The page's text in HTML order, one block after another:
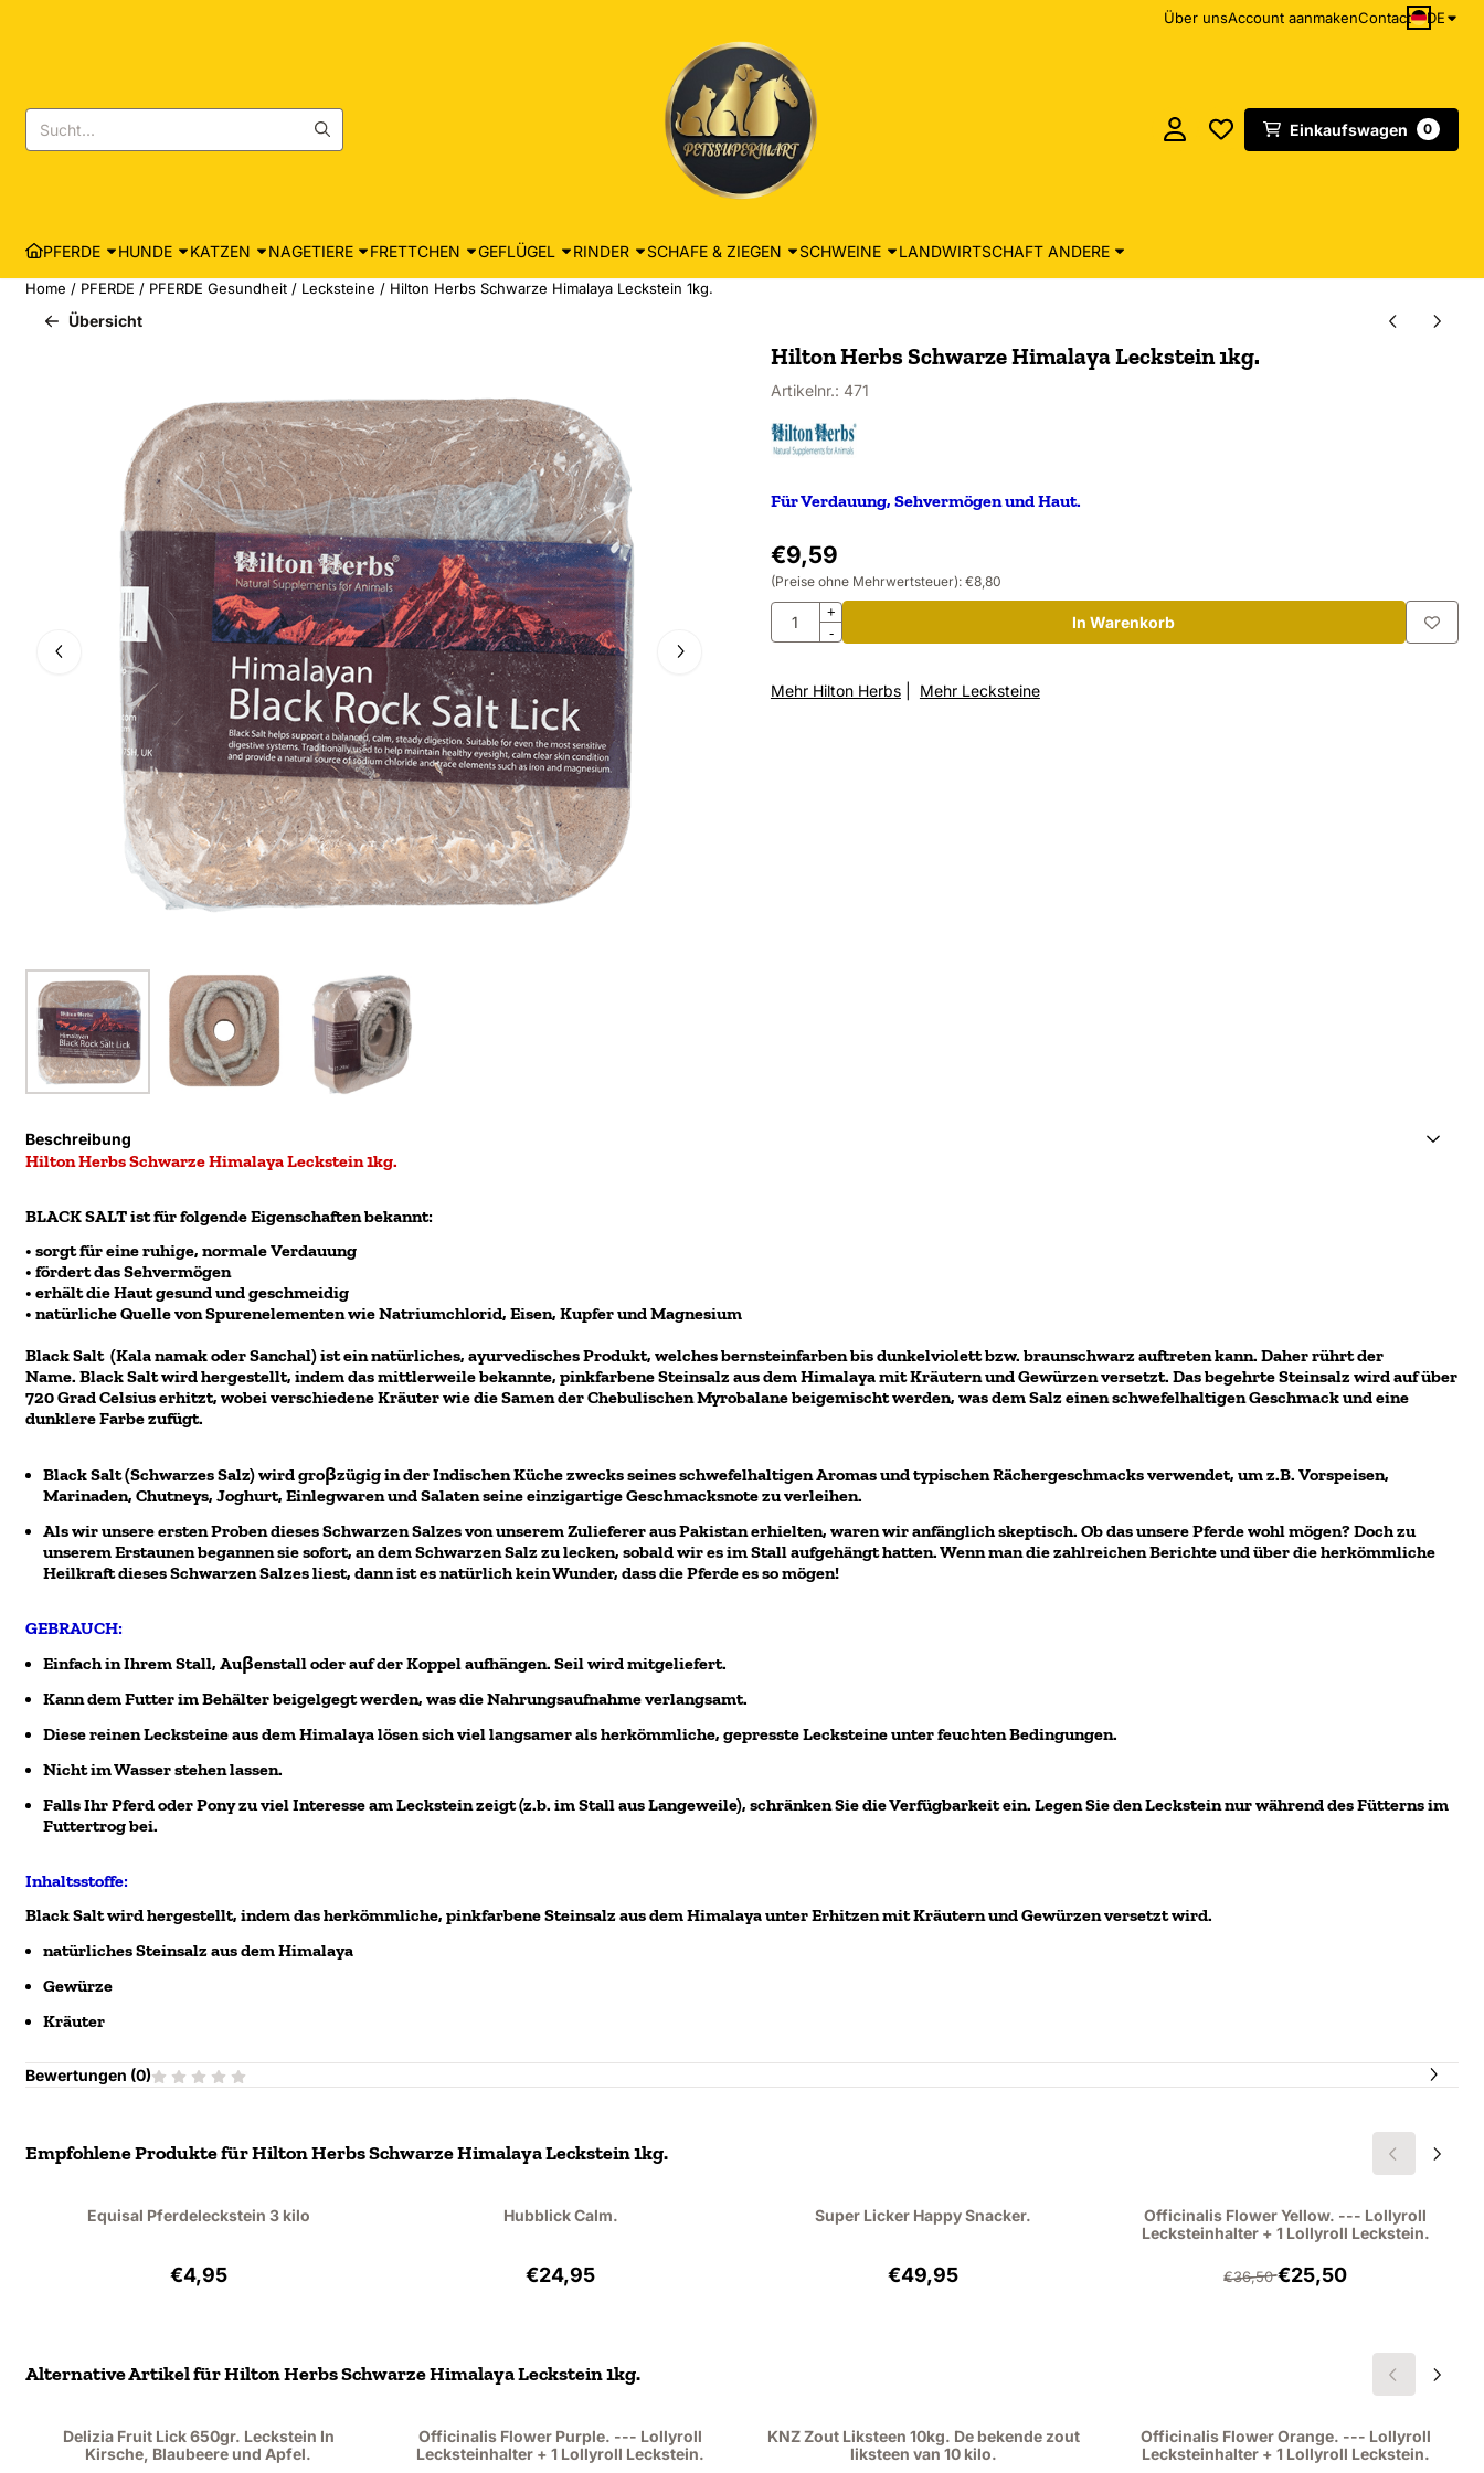
Über unsAccount aanmakenContact DE
Suche
Einkaufswagen 0
PFERDE HUNDE KATZEN NAGETIERE FRETTCHEN GEFLÜGEL RINDER SCHAFE & ZIEGEN SCHWEINE LANDWIRTSCHAFT ANDERE
Home / PFERDE / PFERDE Gesundheit / Lecksteine / Hilton Herbs Schwarze Himalaya Leckstein 1kg.
Übersicht
Hilton Herbs Schwarze Himalaya Leckstein 1kg.
Artikelnr.: 471
Für Verdauung, Sehvermögen und Haut.
€9,59
(Preise ohne Mehrwertsteuer): €8,80
Anzahl
+
-
In Warenkorb
Mehr Hilton Herbs| Mehr Lecksteine
Beschreibung
Hilton Herbs Schwarze Himalaya Leckstein 1kg.
BLACK SALTist für folgende Eigenschaften bekannt:
• sorgt für eine ruhige, normale Verdauung
• fördert das Sehvermögen
• erhält die Haut gesund und geschmeidig
• natürliche Quelle von Spurenelementen wie Natriumchlorid, Eisen, Kupfer und Magnesium
Black Salt(Kala namak oder Sanchal) ist ein natürliches, ayurvedisches Produkt, welches bernsteinfarben bis dunkelviolett bzw. braunschwarz auftreten kann. Daher rührt der
Name.Black Saltwird hergestellt, indem das mittlerweile bekannte, pinkfarbene Steinsalz aus dem Himalaya mit Kräutern und Gewürzen versetzt. Das begehrte Steinsalz wird auf über
720 Grad Celsius erhitzt, wobei verschiedene Kräuter wie die Samen der Chebulischen Myrobalane beigemischt werden, was dem Salz einen schwefelhaltigen Geschmack und eine
dunklere Farbe zufügt.
Black Salt (Schwarzes Salz)wird groβzügig in der Indischen Küche zwecks seines schwefelhaltigen Aromas und typischen Rächergeschmacks verwendet, um z.B. Vorspeisen,
Marinaden, Chutneys, Joghurt, Einlegwaren und Salaten seine einzigartige Geschmacksnote zu verleihen.
Als wir unsere ersten Proben diesesSchwarzen Salzesvon unserem Zulieferer aus Pakistan erhielten, waren wir anfänglich skeptisch. Ob das unsere Pferde wohl mögen? Doch zu
unserem Erstaunen begannen sie sofort, an demSchwarzen Salzzu lecken, sobald wir es im Stall aufgehängt hatten. Wenn man die zahlreichen Berichte und über die herkömmliche
Heilkraft diesesSchwarzen Salzesliest, dann ist es natürlich kein Wunder, dass die Pferde es so mögen!
GEBRAUCH:
Einfach in Ihrem Stall, Auβenstall oder auf der Koppel aufhängen. Seil wird mitgeliefert.
Kann dem Futter im Behälter beigelgegt werden, was die Nahrungsaufnahme verlangsamt.
Diese reinen Lecksteine aus dem Himalaya lösen sich viel langsamer als herkömmliche, gepresste Lecksteine unter feuchten Bedingungen.
Nicht im Wasser stehen lassen.
Falls Ihr Pferd oder Pony zu viel Interesse am Leckstein zeigt (z.b. im Stall aus Langeweile), schränken Sie die Verfügbarkeit ein. Legen Sie den Leckstein nur während des Fütterns im
Futtertrog bei.
Inhaltsstoffe:
Black Salt wird hergestellt, indem das herkömmliche, pinkfarbene Steinsalz aus dem Himalaya unter Erhitzen mit Kräutern und Gewürzen versetzt wird.
natürliches Steinsalz aus dem Himalaya
Gewürze
Kräuter
Bewertungen (0)
Empfohlene Produkte fürHilton Herbs Schwarze Himalaya Leckstein 1kg.
Equisal Pferdeleckstein 3 kilo
Preis: 4,95, ohne MwSt.: 4,54
€4,95
Hubblick Calm.
Preis: 24,95, ohne MwSt.: 22,89
€24,95
Super Licker Happy Snacker.
Preis: 49,95, ohne MwSt.: 41,28
€49,95
Officinalis Flower Yellow. --- Lollyroll
Lecksteinhalter + 1 Lollyroll Leckstein.
Von 36,50 für 25,50, ohne
€36,50€25,50
Alternative Artikel fürHilton Herbs Schwarze Himalaya Leckstein 1kg.
Delizia Fruit Lick 650gr. Leckstein In
Kirsche, Blaubeere und Apfel.
Officinalis Flower Purple. --- Lollyroll
Lecksteinhalter + 1 Lollyroll Leckstein.
KNZ Zout Liksteen 10kg. De bekende zout
liksteen van 10 kilo.
Officinalis Flower Orange. --- Lollyroll
Lecksteinhalter + 1 Lollyroll Leckstein.